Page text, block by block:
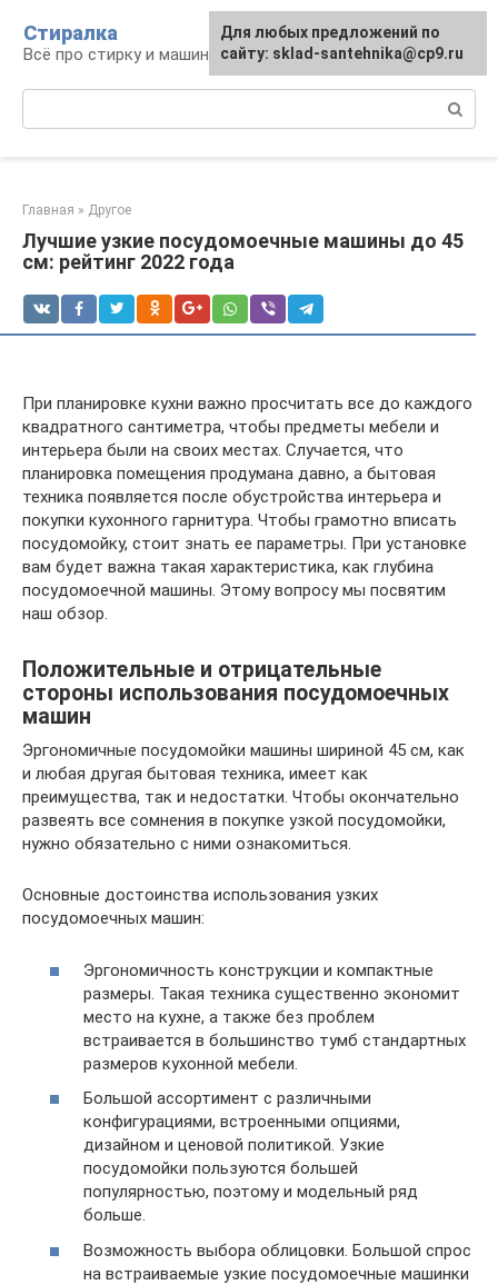
контенту
Стиралка
Всё про стирку и машинки
Главная » Другое
Лучшие узкие посудомоечные машины до 45
см: рейтинг 2022 года
При планировке кухни важно просчитать все до каждого
квадратного сантиметра, чтобы предметы мебели и
интерьера были на своих местах. Случается, что
планировка помещения продумана давно, а бытовая
техника появляется после обустройства интерьера и
покупки кухонного гарнитура. Чтобы грамотно вписать
посудомойку, стоит знать ее параметры. При установке
вам будет важна такая характеристика, как глубина
посудомоечной машины. Этому вопросу мы посвятим
наш обзор.
Положительные и отрицательные
стороны использования посудомоечных
машин
Эргономичные посудомойки машины шириной 45 см, как
и любая другая бытовая техника, имеет как
преимущества, так и недостатки. Чтобы окончательно
развеять все сомнения в покупке узкой посудомойки,
нужно обязательно с ними ознакомиться.
Основные достоинства использования узких
посудомоечных машин:
Эргономичность конструкции и компактные
размеры. Такая техника существенно экономит
место на кухне, а также без проблем
встраивается в большинство тумб стандартных
размеров кухонной мебели.
Большой ассортимент с различными
конфигурациями, встроенными опциями,
дизайном и ценовой политикой. Узкие
посудомойки пользуются большей
популярностью, поэтому и модельный ряд
больше.
Возможность выбора облицовки. Большой спрос
на встраиваемые узкие посудомоечные машинки
Для любых предложений по
сайту: sklad-santehnika@cp9.ru